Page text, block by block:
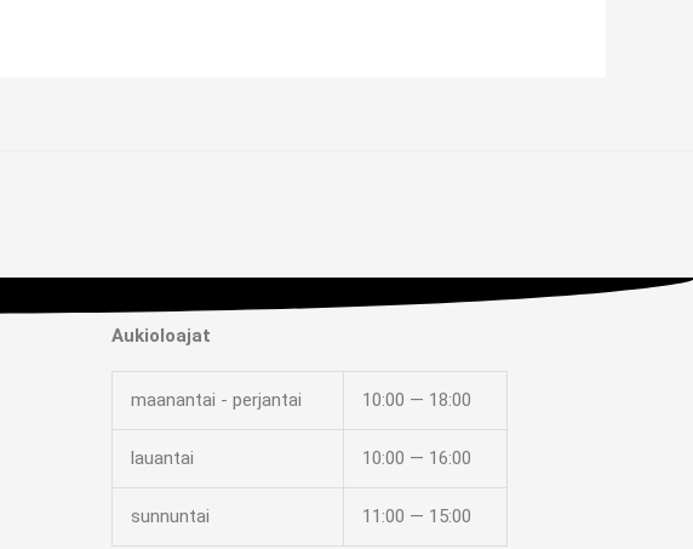
Aukioloajat
maanantai - perjantai 10:00 — 18:00
lauantai 10:00 — 16:00
sunnuntai 11:00 — 15:00